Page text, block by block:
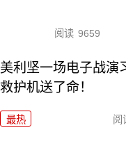
阅读 9659
美利坚一场电子战演
救护机送了命！
最热 阅